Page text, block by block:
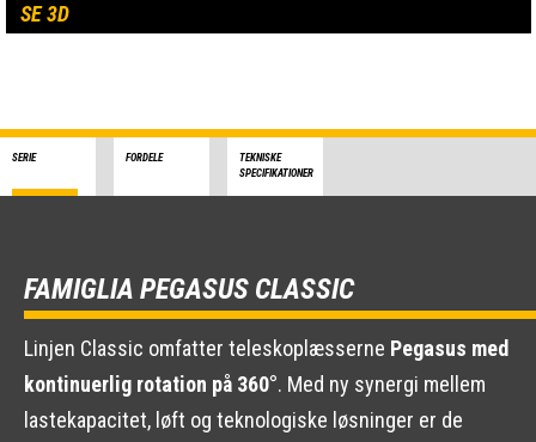
SE 3D
SERIE FORDELE
TEKNISKE
SPECIFIKATIONER
FAMIGLIA PEGASUS CLASSIC
Linjen Classic omfatter teleskoplæsserne Pegasus med
kontinuerlig rotation på 360°. Med ny synergi mellem
lastekapacitet, løft og teknologiske løsninger er de